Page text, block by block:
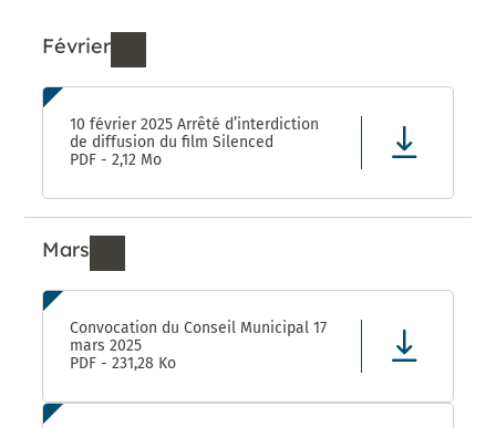
Février
Ressources de Février 2025
10 février 2025 Arrêté d’interdiction
de diffusion du film Silenced
PDF - 2,12 Mo
Mars
Ressources de Mars 2025
Convocation du Conseil Municipal 17
mars 2025
PDF - 231,28 Ko